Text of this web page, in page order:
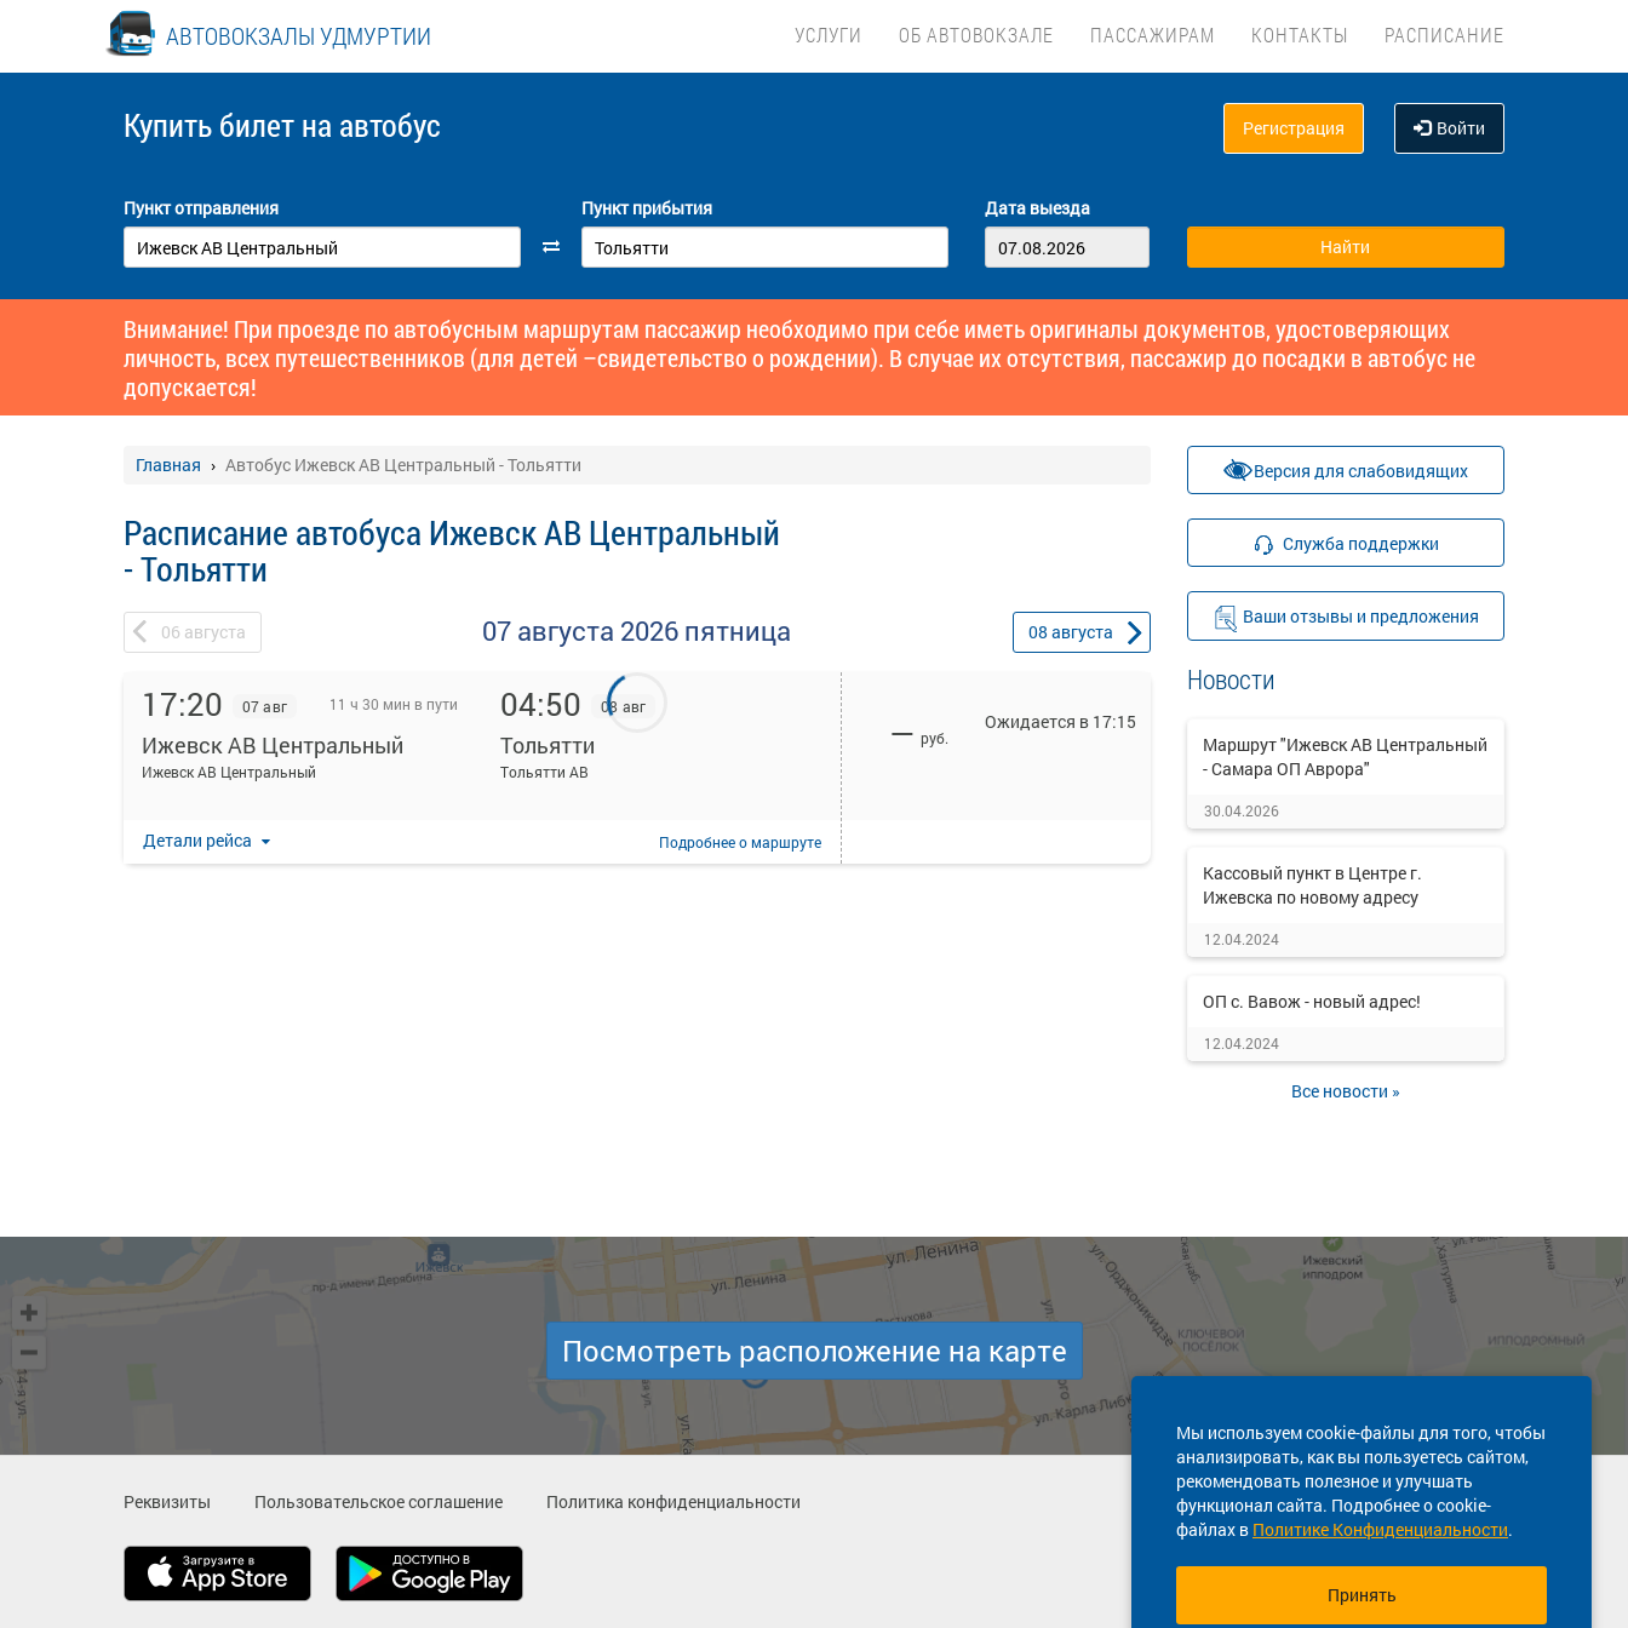
АВТОВОКЗАЛЫ УДМУРТИИ УСЛУГИ ОБ АВТОВОКЗАЛЕ ПАССАЖИРАМ КОНТАКТЫ РАСПИСАНИЕ
Купить билет на автобус Регистрация Войти
Пункт отправления Пункт прибытия Дата выезда
Внимание! При проезде по автобусным маршрутам пассажир необходимо при себе иметь оригиналы документов, удостоверяющих
личность, всех путешественников (для детей –свидетельство о рождении). В случае их отсутствия, пассажир до посадки в автобус не
допускается!
Главная Автобус Ижевск АВ Центральный - Тольятти
Расписание автобуса Ижевск АВ Центральный
- Тольятти
06 августа 07 августа 2026 пятница 08 августа
17:20 07 авг 11 ч 30 мин в пути
Ижевск АВ Центральный
Ижевск АВ Центральный
04:50 08 авг
Тольятти
Тольятти АВ
Детали рейса Подробнеео маршруте
— руб.
Ожидается в 17:15
Версия для слабовидящих
Служба поддержки
Ваши отзывы и предложения
Новости
Маршрут "Ижевск АВ Центральный
- Самара ОП Аврора"
30.04.2026
Кассовый пункт в Центре г.
Ижевска по новому адресу
12.04.2024
ОП с. Вавож - новый адрес!
12.04.2024
Все новости »
Мы используем cookie-файлы для того, чтобы
анализировать, как вы пользуетесь сайтом,
рекомендовать полезное и улучшать
функционал сайта. Подробнее о cookie-
файлах в Политике Конфиденциальности.
Принять
Посмотреть расположение на карте
Реквизиты Пользовательское соглашение Политика конфиденциальности Техническая поддержка сайта
8 800 600-03-38